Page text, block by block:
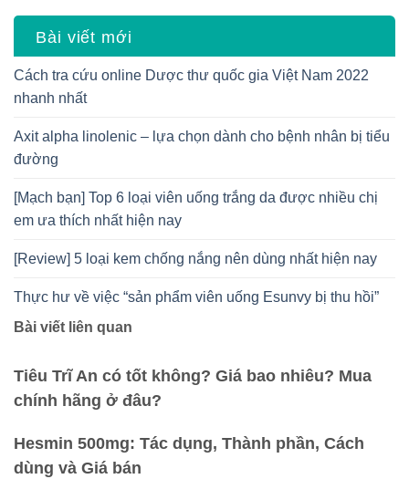
Bài viết mới
Cách tra cứu online Dược thư quốc gia Việt Nam 2022
nhanh nhất
Axit alpha linolenic – lựa chọn dành cho bệnh nhân bị tiểu
đường
[Mạch bạn] Top 6 loại viên uống trắng da được nhiều chị
em ưa thích nhất hiện nay
[Review] 5 loại kem chống nắng nên dùng nhất hiện nay
Thực hư về việc “sản phẩm viên uống Esunvy bị thu hồi”
Bài viết liên quan
Tiêu Trĩ An có tốt không? Giá bao nhiêu? Mua
chính hãng ở đâu?
Hesmin 500mg: Tác dụng, Thành phần, Cách
dùng và Giá bán